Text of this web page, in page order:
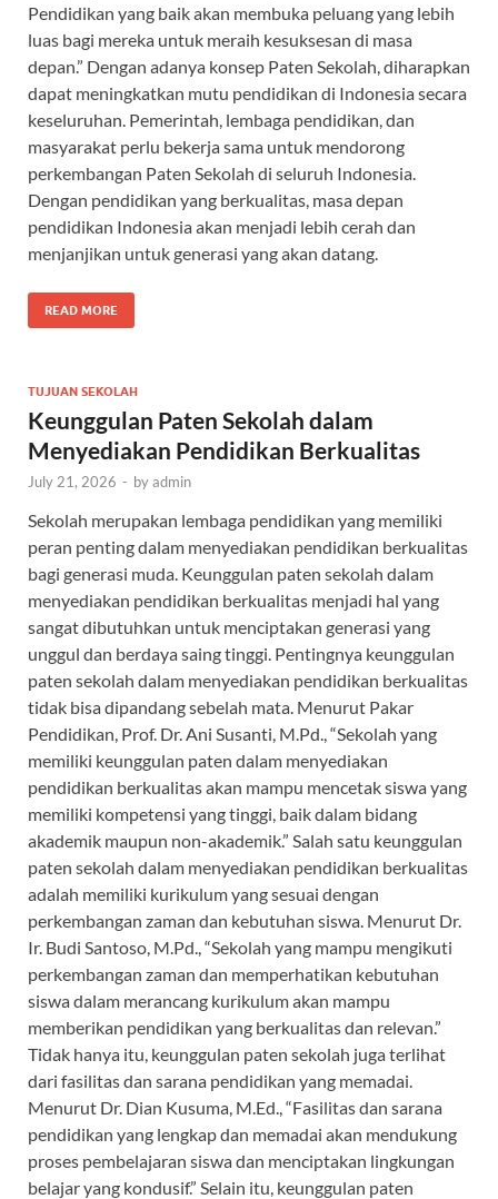
Pendidikan yang baik akan membuka peluang yang lebih
luas bagi mereka untuk meraih kesuksesan di masa
depan.” Dengan adanya konsep Paten Sekolah, diharapkan
dapat meningkatkan mutu pendidikan di Indonesia secara
keseluruhan. Pemerintah, lembaga pendidikan, dan
masyarakat perlu bekerja sama untuk mendorong
perkembangan Paten Sekolah di seluruh Indonesia.
Dengan pendidikan yang berkualitas, masa depan
pendidikan Indonesia akan menjadi lebih cerah dan
menjanjikan untuk generasi yang akan datang.
READ MORE
TUJUAN SEKOLAH
Keunggulan Paten Sekolah dalam
Menyediakan Pendidikan Berkualitas
July 21, 2026 - byadmin
Sekolah merupakan lembaga pendidikan yang memiliki
peran penting dalam menyediakan pendidikan berkualitas
bagi generasi muda. Keunggulan paten sekolah dalam
menyediakan pendidikan berkualitas menjadi hal yang
sangat dibutuhkan untuk menciptakan generasi yang
unggul dan berdaya saing tinggi. Pentingnya keunggulan
paten sekolah dalam menyediakan pendidikan berkualitas
tidak bisa dipandang sebelah mata. Menurut Pakar
Pendidikan, Prof. Dr. Ani Susanti, M.Pd., “Sekolah yang
memiliki keunggulan paten dalam menyediakan
pendidikan berkualitas akan mampu mencetak siswa yang
memiliki kompetensi yang tinggi, baik dalam bidang
akademik maupun non-akademik.” Salah satu keunggulan
paten sekolah dalam menyediakan pendidikan berkualitas
adalah memiliki kurikulum yang sesuai dengan
perkembangan zaman dan kebutuhan siswa. Menurut Dr.
Ir. Budi Santoso, M.Pd., “Sekolah yang mampu mengikuti
perkembangan zaman dan memperhatikan kebutuhan
siswa dalam merancang kurikulum akan mampu
memberikan pendidikan yang berkualitas dan relevan.”
Tidak hanya itu, keunggulan paten sekolah juga terlihat
dari fasilitas dan sarana pendidikan yang memadai.
Menurut Dr. Dian Kusuma, M.Ed., “Fasilitas dan sarana
pendidikan yang lengkap dan memadai akan mendukung
proses pembelajaran siswa dan menciptakan lingkungan
belajar yang kondusif.” Selain itu, keunggulan paten